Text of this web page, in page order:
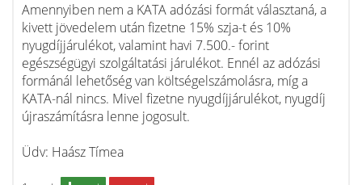
Amennyiben nem a KATA adózási formát választaná, a
kivett jövedelem után fizetne 15% szja-t és 10%
nyugdíjjárulékot, valamint havi 7.500.- forint
egészségügyi szolgáltatási járulékot. Ennél az adózási
formánál lehetőség van költségelszámolásra, míg a
KATA-nál nincs. Mivel fizetne nyugdíjjárulékot, nyugdíj
újraszámításra lenne jogosult.
Üdv: Haász Tímea